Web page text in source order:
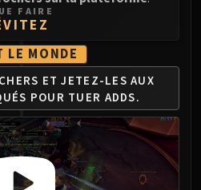
Rhyolith
Baleroc
Staghelm
FAIRE
LE MONDE
ET JETEZ-LES AUX
POUR TUER ADDS.